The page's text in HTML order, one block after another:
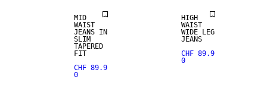
MID
WAIST
JEANS IN
SLIM
TAPERED
FIT
CHF 89.9
0
HIGH
WAIST
WIDE LEG
JEANS
CHF 89.9
0